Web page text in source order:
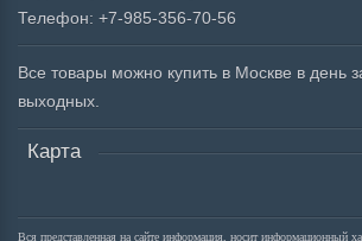
Телефон: +7-985-356-70-56
Все товары можно купить в Москве в день
выходных.
Карта
Вся представленная на сайте информация, носит информационный